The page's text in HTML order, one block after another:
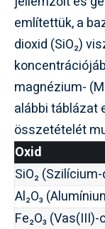
említettük, a
dioxid (SiO₂)
magnézium-
alábbi táblázat
összetételét
Oxid
SiO₂
Al₂O₃
Fe₂O₃ (Vas(III)-